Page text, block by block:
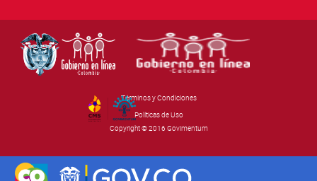
Términos y Condiciones
Políticas de Uso
Copyright © 2016 Govimentum
By Govimentum